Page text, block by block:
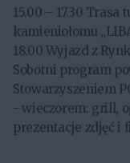
15.00 – 17.30
kamieniołomu
18.00 Wyjazd z
Sobotni program
Stowarzyszeniem
- wieczorem: grill,
prezentacje zdjęć i